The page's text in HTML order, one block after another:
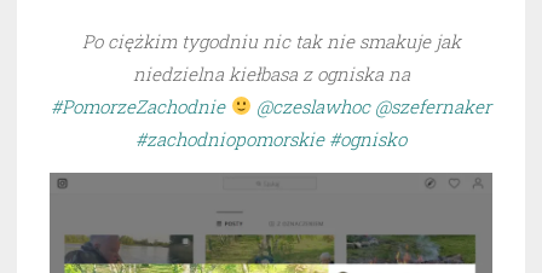
Po ciężkim tygodniu nic tak nie smakuje jak
niedzielna kiełbasa z ogniska na
#PomorzeZachodnie
@czeslawhoc @szefernaker
#zachodniopomorskie #ognisko